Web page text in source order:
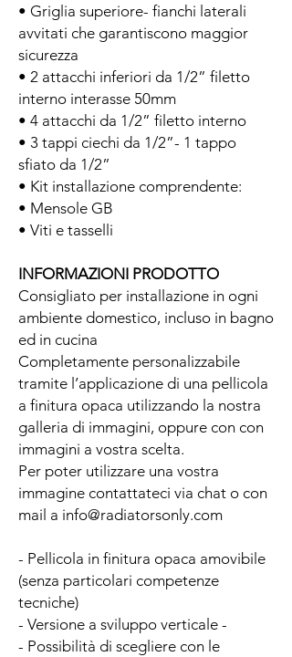
• Griglia superiore- fianchi laterali
avvitati che garantiscono maggior
sicurezza
• 2 attacchi inferiori da 1/2” filetto
interno interasse 50mm
• 4 attacchi da 1/2” filetto interno
• 3 tappi ciechi da 1/2”- 1 tappo
sfiato da 1/2”
• Kit installazione comprendente:
• Mensole GB
• Viti e tasselli
INFORMAZIONI PRODOTTO
Consigliato per installazione in ogni
ambiente domestico, incluso in bagno
ed in cucina
Completamente personalizzabile
tramite l’applicazione di una pellicola
a finitura opaca utilizzando la nostra
galleria di immagini, oppure con con
immagini a vostra scelta.
Per poter utilizzare una vostra
immagine contattateci via chat o con
mail a info@radiatorsonly.com
- Pellicola in finitura opaca amovibile
(senza particolari competenze
tecniche)
- Versione a sviluppo verticale -
- Possibilità di scegliere con le